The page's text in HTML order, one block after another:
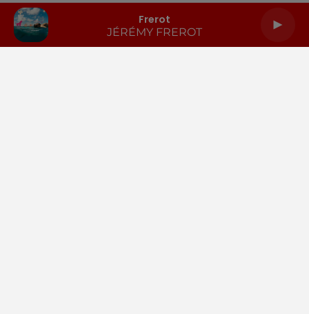
Frerot
JÉRÉMY FREROT